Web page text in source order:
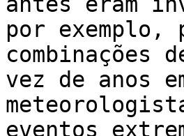
por
combinações
vez de anos
eventos